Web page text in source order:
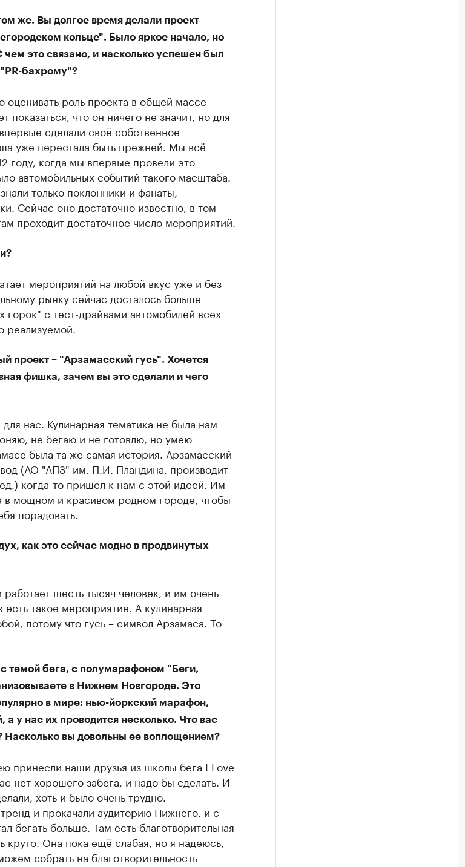
же. Вы долгое время делали проект
кольце". Было яркое начало, но
это связано, и насколько успешен был
бахрому"?
оценивать роль проекта в общей массе
показаться, что он ничего не значит, но для
сделали своё собственное
уже перестала быть прежней. Мы всё
году, когда мы впервые провели это
автомобильных событий такого масштаба.
только поклонники и фанаты,
Сейчас оно достаточно известно, в том
проходит достаточное число мероприятий.
мероприятий на любой вкус уже и без
рынку сейчас досталось больше
с тест-драйвами автомобилей всех
реализуемой.
проект – "Арзамасский гусь". Хочется
фишка, зачем вы это сделали и чего
нас. Кулинарная тематика не была нам
не бегаю и не готовлю, но умею
была та же самая история. Арзамасский
(АО "АПЗ" им. П.И. Пландина, производит
когда-то пришел к нам с этой идеей. Им
мощном и красивом родном городе, чтобы
порадовать.
как это сейчас модно в продвинутых
шесть тысяч человек, и им очень
есть такое мероприятие. А кулинарная
потому что гусь – символ Арзамаса. То
темой бега, с полумарафоном "Беги,
в Нижнем Новгороде. Это
в мире: нью-йоркский марафон,
у нас их проводится несколько. Что вас
Насколько вы довольны ее воплощением?
принесли наши друзья из школы бега I Love
нет хорошего забега, и надо бы сделать. И
хоть и было очень трудно.
и прокачали аудиторию Нижнего, и с
бегать больше. Там есть благотворительная
круто. Она пока ещё слабая, но я надеюсь,
собрать на благотворительность